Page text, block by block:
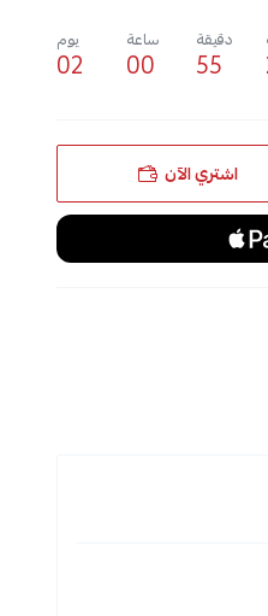
55
دقيقة
00
ساعة
02
يوم
اشتري الآن